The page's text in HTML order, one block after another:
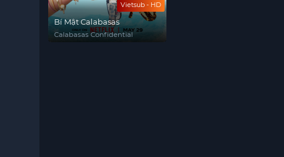
Vietsub - HD
Bí Mật Calabasas
Calabasas Confidential